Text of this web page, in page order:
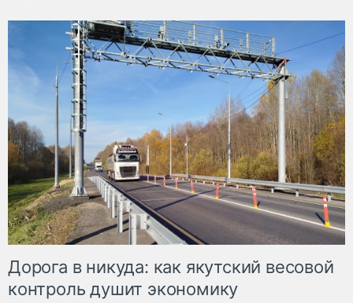
Дорога в никуда: как якутский весовой
контроль душит экономику